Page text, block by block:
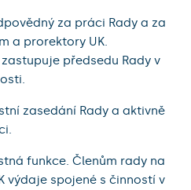
za práci Rady a za
a prorektory UK.
předsedu Rady v
zasedání Rady a aktivně
funkce. Členům rady na
výdaje spojené s činností v